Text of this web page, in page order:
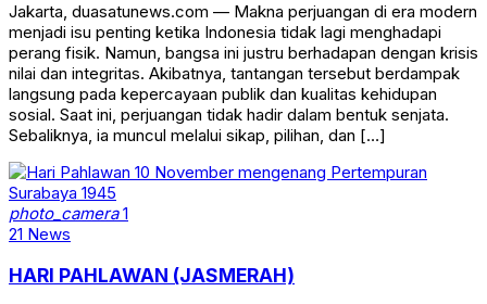
Jakarta, duasatunews.com — Makna perjuangan di era modern
menjadi isu penting ketika Indonesia tidak lagi menghadapi
perang fisik. Namun, bangsa ini justru berhadapan dengan krisis
nilai dan integritas. Akibatnya, tantangan tersebut berdampak
langsung pada kepercayaan publik dan kualitas kehidupan
sosial. Saat ini, perjuangan tidak hadir dalam bentuk senjata.
Sebaliknya, ia muncul melalui sikap, pilihan, dan […]
photo_camera1
21 News
HARI PAHLAWAN (JASMERAH)